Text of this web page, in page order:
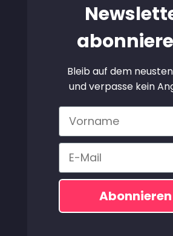
Bleib auf dem
und verpasse kein
Vorname
Email
Abonnieren